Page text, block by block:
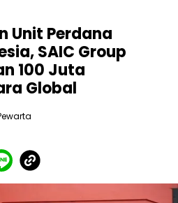
Unit Perdana
SAIC Group
100 Juta
Global